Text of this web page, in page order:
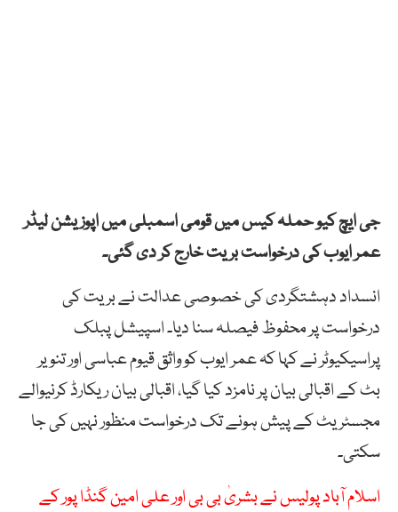
جی ایچ کیو حملہ کیس میں قومی اسمبلی میں اپوزیشن لیڈر
عمر ایوب کی درخواست بریت خارج کر دی گئی۔
انسداد دہشتگردی کی خصوصی عدالت نے بریت کی
درخواست پر محفوظ فیصلہ سنا دیا۔ اسپیشل پبلک
پراسیکیوٹر نے کہا کہ عمر ایوب کو واثق قیوم عباسی اور تنویر
بٹ کے اقبالی بیان پر نامزد کیا گیا، اقبالی بیان ریکارڈ کرنیوالے
مجسٹریٹ کے پیش ہونے تک درخواست منظور نہیں کی جا
سکتی۔
اسلام آباد پولیس نے بشریٰ بی بی اور علی امین گنڈا پور کے